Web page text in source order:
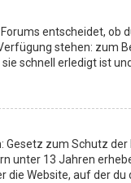
entscheidet,
stehen: zum
schnell erledigt ist
zum Schutz
unter 13 Jahren
die Website, auf der